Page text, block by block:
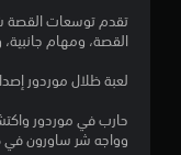
تقدم توسعات القصة
القصة، ومهام جانبية،
لعبة ظلال موردور
حارب في موردور
وواجه شر ساورون في